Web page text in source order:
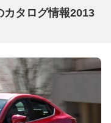
カタログ情報2013